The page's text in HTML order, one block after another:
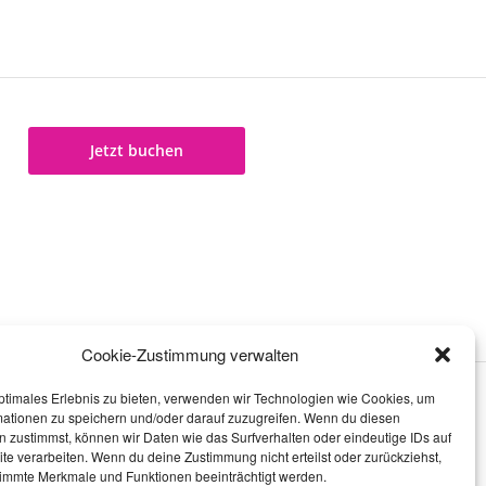
Cookie-Zustimmung verwalten
Erlebnis zu bieten, verwenden wir Technologien wie Cookies, um
zu speichern und/oder darauf zuzugreifen. Wenn du diesen
zustimmst, können wir Daten wie das Surfverhalten oder eindeutige IDs auf
verarbeiten. Wenn du deine Zustimmung nicht erteilst oder zurückziehst,
Merkmale und Funktionen beeinträchtigt werden.
Jetzt buchen